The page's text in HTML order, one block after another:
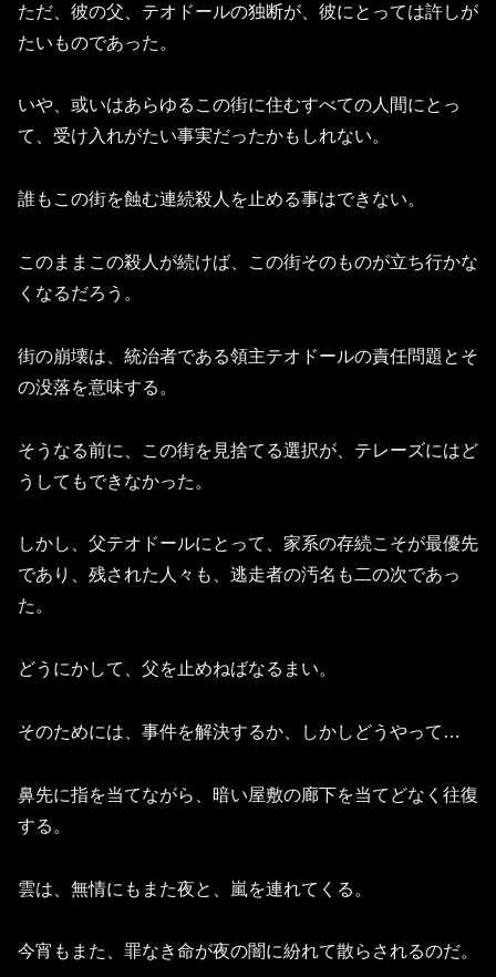
ただ、彼の父、テオドールの独断が、彼にとっては許しが
たいものであった。
いや、或いはあらゆるこの街に住むすべての人間にとっ
て、受け入れがたい事実だったかもしれない。
誰もこの街を蝕む連続殺人を止める事はできない。
このままこの殺人が続けば、この街そのものが立ち行かな
くなるだろう。
街の崩壊は、統治者である領主テオドールの責任問題とそ
の没落を意味する。
そうなる前に、この街を見捨てる選択が、テレーズにはど
うしてもできなかった。
しかし、父テオドールにとって、家系の存続こそが最優先
であり、残された人々も、逃走者の汚名も二の次であっ
た。
どうにかして、父を止めねばなるまい。
そのためには、事件を解決するか、しかしどうやって…
鼻先に指を当てながら、暗い屋敷の廊下を当てどなく往復
する。
雲は、無情にもまた夜と、嵐を連れてくる。
今宵もまた、罪なき命が夜の闇に紛れて散らされるのだ。